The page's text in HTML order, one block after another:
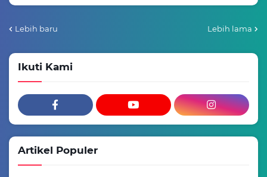
Lebih baru Lebih lama
Ikuti Kami
Artikel Populer